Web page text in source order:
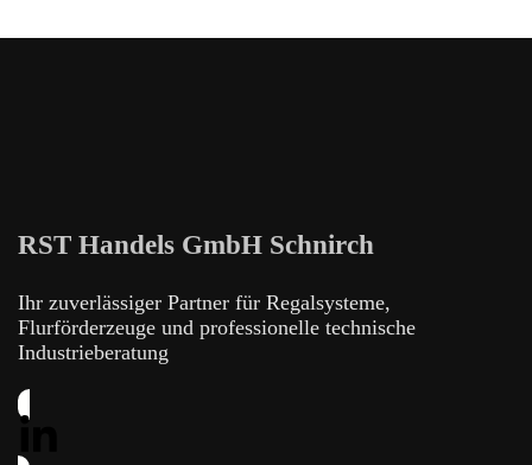
RST Handels GmbH Schnirch
Ihr zuverlässiger Partner für Regalsysteme,
Flurförderzeuge und professionelle technische
Industrieberatung